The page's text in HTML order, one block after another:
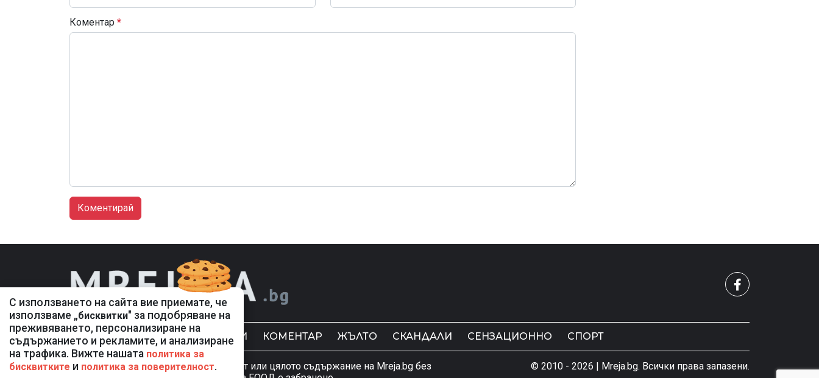
Коментар *
С използването на сайта вие приемате, че
използваме „бисквитки" за подобряване на
преживяването, персонализиране на
съдържанието и рекламите, и анализиране
на трафика. Вижте нашата политика за
бисквитките и политика за поверителност.
НОВИНИ КОМЕНТАР ЖЪЛТО СКАНДАЛИ СЕНЗАЦИОННО СПОРТ
Използването и публикуването на част или цялото съдържание на Mreja.bg без
© 2010 - 2026 | Mreja.bg. Всички права запазени.